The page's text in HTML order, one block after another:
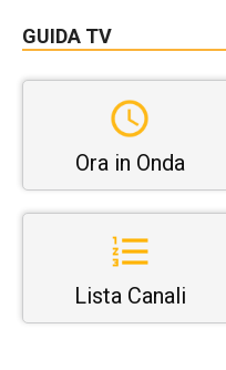
GUIDA TV
Ora in Onda
Lista Canali